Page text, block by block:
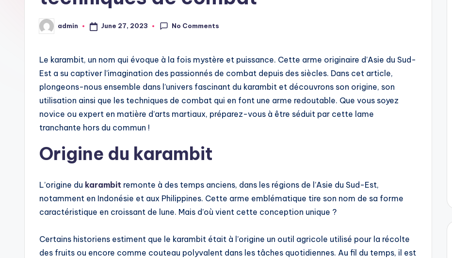
Posted
by
admin June 27, 2023 No Comments
Le karambit, un nom qui évoque à la fois mystère et puissance. Cette arme originaire d’Asie du Sud-
Est a su captiver l’imagination des passionnés de combat depuis des siècles. Dans cet article,
plongeons-nous ensemble dans l’univers fascinant du karambit et découvrons son origine, son
utilisation ainsi que les techniques de combat qui en font une arme redoutable. Que vous soyez
novice ou expert en matière d’arts martiaux, préparez-vous à être séduit par cette lame
tranchante hors du commun !
Origine du karambit
L’origine du karambit remonte à des temps anciens, dans les régions de l’Asie du Sud-Est,
notamment en Indonésie et aux Philippines. Cette arme emblématique tire son nom de sa forme
caractéristique en croissant de lune. Mais d’où vient cette conception unique ?
Certains historiens estiment que le karambit était à l’origine un outil agricole utilisé pour la récolte
des fruits ou encore comme couteau polyvalent dans les tâches quotidiennes. Au fil du temps, il est